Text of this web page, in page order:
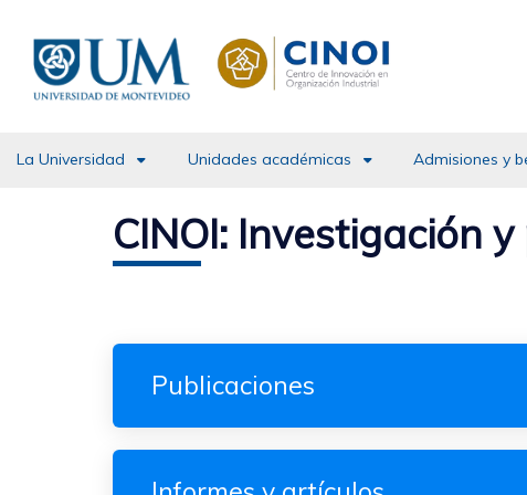
contenido
principal
La Universidad Unidades académicas Admisiones y
CINOI: Investigación
Publicaciones